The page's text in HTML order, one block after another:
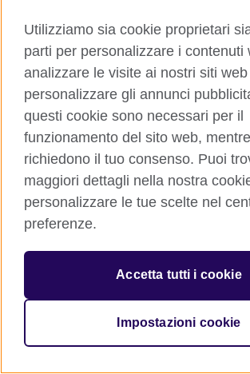
YouTube TikTok
RSS
British Council global
Privacy e condizioni d'uso
Cookie
Sitemap
Aiuto
© 2026 British Council
209131 (England and Wales) SC037733
Utilizziamo sia cookie proprietari
parti per personalizzare i contenuti
analizzare le visite ai nostri siti
personalizzare gli annunci
questi cookie sono necessari per il
funzionamento del sito web,
richiedono il tuo consenso. Puoi
maggiori dettagli nella nostra
personalizzare le tue scelte nel
preferenze.
Accetta tutti i cookie
Impostazioni cookie